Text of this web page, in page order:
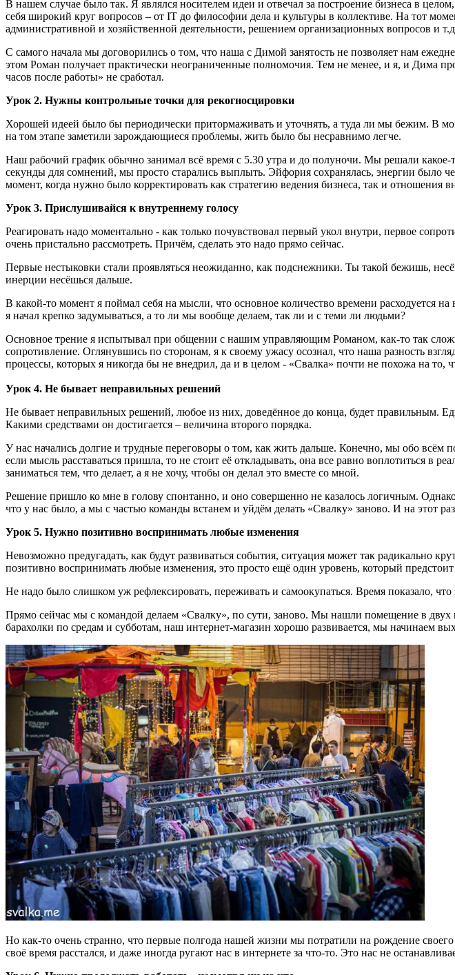
В нашем случае было так. Я являлся носителем идеи и отвечал за построение бизнеса в
себя широкий круг вопросов – от IT до философии дела и культуры в коллективе. На тот
административной и хозяйственной деятельности, решением организационных вопросов и
С самого начала мы договорились о том, что наша с Димой занятость не позволяет нам
этом Роман получает практически неограниченные полномочия. Тем не менее, и я, и Дима
часов после работы» не сработал.
Урок 2. Нужны контрольные точки для рекогносцировки
Хорошей идеей было бы периодически притормаживать и уточнять, а туда ли мы бежим. В
на том этапе заметили зарождающиеся проблемы, жить было бы несравнимо легче.
Наш рабочий график обычно занимал всё время с 5.30 утра и до полуночи. Мы решали
секунды для сомнений, мы просто старались выплыть. Эйфория сохранялась, энергии
момент, когда нужно было корректировать как стратегию ведения бизнеса, так и отношения
Урок 3. Прислушивайся к внутреннему голосу
Реагировать надо моментально - как только почувствовал первый укол внутри, первое
очень пристально рассмотреть. Причём, сделать это надо прямо сейчас.
Первые нестыковки стали проявляться неожиданно, как подснежники. Ты такой бежишь,
инерции несёшься дальше.
В какой-то момент я поймал себя на мысли, что основное количество времени
я начал крепко задумываться, а то ли мы вообще делаем, так ли и с теми ли людьми?
Основное трение я испытывал при общении с нашим управляющим Романом, как-то так
сопротивление. Оглянувшись по сторонам, я к своему ужасу осознал, что наша разность
процессы, которых я никогда бы не внедрил, да и в целом - «Свалка» почти не похожа на то,
Урок 4. Не бывает неправильных решений
Не бывает неправильных решений, любое из них, доведённое до конца, будет правильным.
Какими средствами он достигается – величина второго порядка.
У нас начались долгие и трудные переговоры о том, как жить дальше. Конечно, мы обо
если мысль расставаться пришла, то не стоит её откладывать, она все равно воплотиться в
заниматься тем, что делает, а я не хочу, чтобы он делал это вместе со мной.
Решение пришло ко мне в голову спонтанно, и оно совершенно не казалось логичным.
что у нас было, а мы с частью команды встанем и уйдём делать «Свалку» заново. И на этот
Урок 5. Нужно позитивно воспринимать любые изменения
Невозможно предугадать, как будут развиваться события, ситуация может так радикально
позитивно воспринимать любые изменения, это просто ещё один уровень, который
Не надо было слишком уж рефлексировать, переживать и самоокупаться. Время показало,
Прямо сейчас мы с командой делаем «Свалку», по сути, заново. Мы нашли помещение в
барахолки по средам и субботам, наш интернет-магазин хорошо развивается, мы начинаем
Но как-то очень странно, что первые полгода нашей жизни мы потратили на рождение
своё время расстался, и даже иногда ругают нас в интернете за что-то. Это нас не